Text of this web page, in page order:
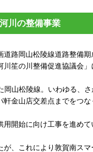
川の整備事業
道路岡山松陵線道路整備
笙の川整備促進協議会」
岡山松陵線。いわゆる、
軒金山店交差点までをつな
用開始に向け工事を進めて
が、これにより敦賀南スマ